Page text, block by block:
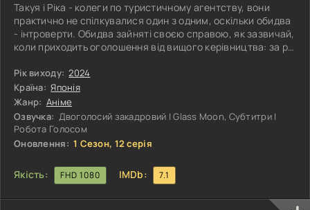
Такуя і Ріка - колеги по туристичному агентству, вони
практично не спілкувалися один з одним, оскільки обидва
- інтроверти. Обидва зайняті своєю справою, як зазвичай,
коли приходить оголошення від вищого керівництва: за рік
їхнього відділу відправлять туди на роботу! Невідомо, кого
виберуть, але пояснили, що ймовірність того, що туди
відправлять одружених і тих, хто має сім'ї, набагато
нижча, ніж одинаків! Ні Такуя, ні Ріка не хочуть їхати
Рік виходу: 2024
Країна: Японія
Жанр: Аніме
Озвучка: Двоголосий закадровий | Glass Moon, Субтитри |
Робота Голосом
Оновлення: 1 Сезон, 12 серія
Якість: FHD 1080 IMDb: 7.1